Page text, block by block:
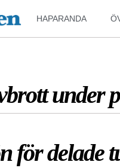
HAPARANDA
under
för delade